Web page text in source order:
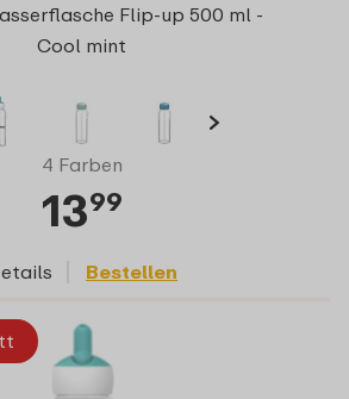
Flip-up 500 ml -
Cool mint
4 Farben
1399
Bestellen